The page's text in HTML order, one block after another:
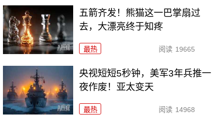
五箭齐发！熊猫这一巴掌扇过
去，大漂亮终于知疼
最热 阅读 19665
央视短短5秒钟，美军3年兵推一
夜作废！亚太变天
最热 阅读 14968